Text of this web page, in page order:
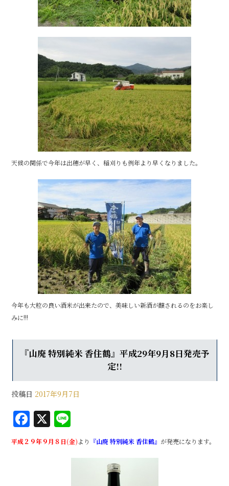
天候の関係で今年は出穂が早く、稲刈りも例年より早くなりました。
今年も大粒の良い酒米が出来たので、美味しい新酒が醸されるのをお楽し
みに!!!
『山廃 特別純米 香住鶴』平成29年9月8日発売予
定!!
投稿日 2017年9月7日
F
a
c
X
n
e
平成２９年９月８日(金)より 『山廃 特別純米 香住鶴』 が発売になります。